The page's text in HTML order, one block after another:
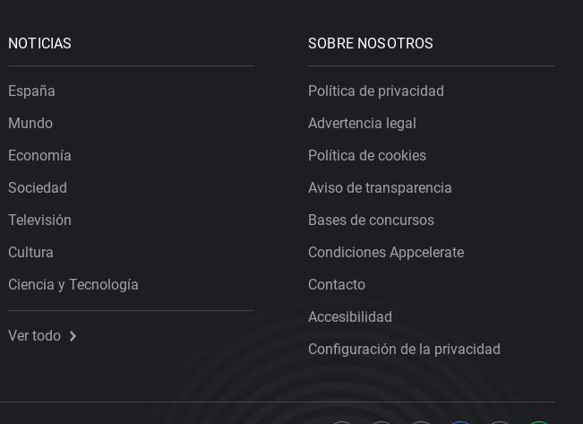
NOTICIAS
España
Mundo
Economía
Sociedad
Televisión
Cultura
Ciencia y Tecnología
Ver todo
SOBRE NOSOTROS
Política de privacidad
Advertencia legal
Política de cookies
Aviso de transparencia
Bases de concursos
Condiciones Appcelerate
Contacto
Accesibilidad
Configuración de la privacidad